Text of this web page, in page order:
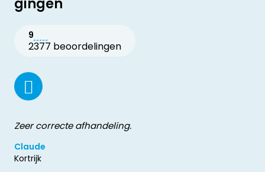
gingen
9
2377 beoordelingen
Zeer correcte afhandeling.
Claude
Kortrijk